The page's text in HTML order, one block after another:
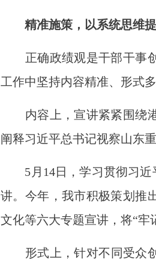
精准施策，以系统思维
正确政绩观是干部干事创
工作中坚持内容精准、形式
内容上，宣讲紧紧围绕港
阐释习近平总书记视察山东
5月14日，学习贯彻习近
讲。今年，我市积极策划推
文化等六大专题宣讲，将“牢
形式上，针对不同受众创